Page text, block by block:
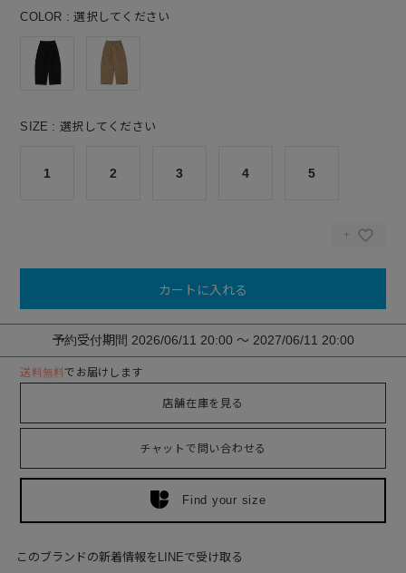
COLOR 選択してください
SIZE 選択してください
1 2 3 4 5
カートに入れる
予約受付期間 2026/06/11 20:00 〜 2027/06/11 20:00
送料無料でお届けします
店舗在庫を見る
チャットで問い合わせる
Find your size
このブランドの新着情報をLINEで受け取る